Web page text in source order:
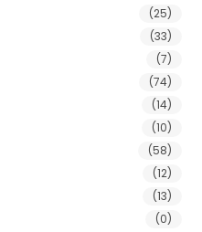
(25)
(33)
(7)
(74)
(14)
(10)
(58)
(12)
(13)
(0)